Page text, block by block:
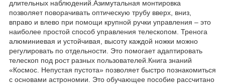
длительных наблюдений.Азимутальная монтировка
позволяет поворачивать оптическую трубу вверх, вниз,
вправо и влево при помощи крупной ручки управления – это
наиболее простой способ управления телескопом. Тренога
алюминиевая и устойчивая, высоту каждой ножки можно
регулировать по отдельности. Это помогает адаптировать
телескоп под рост разных пользователей.Книга знаний
«Космос. Непустая пустота» позволяет быстро познакомиться
с основами астрономии. Это обучающее пособие рассчитано